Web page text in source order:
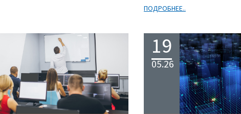
ПОДРОБНЕЕ..
19
05.26